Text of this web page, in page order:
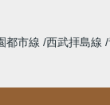
都市線 西武拝島線